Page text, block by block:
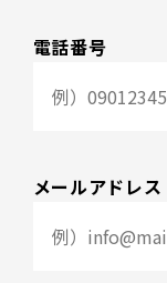
電話番号
メールアドレス